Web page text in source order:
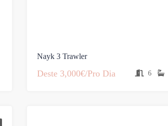
Nayk 3 Trawler
Deste 3,000€/Pro Dia 6